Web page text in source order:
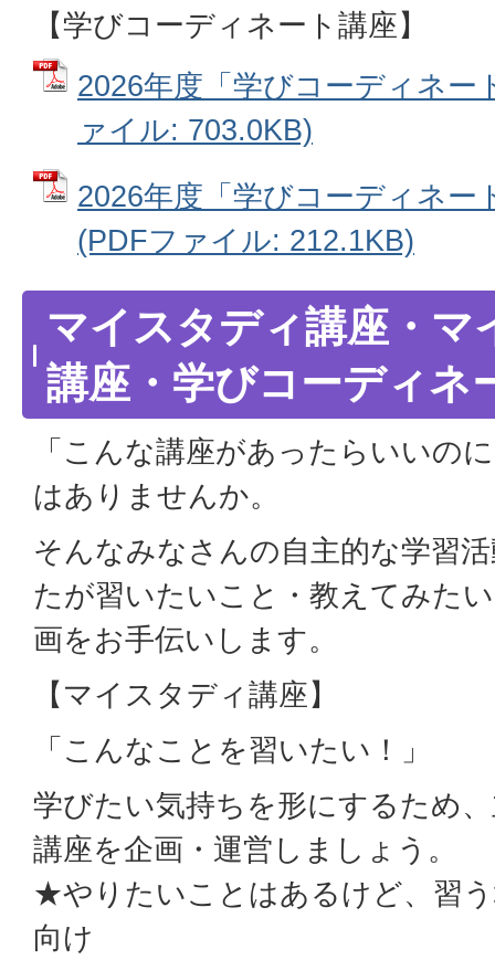
【学びコーディネート講座】
2026年度「学びコーディネー
ァイル: 703.0KB)
2026年度「学びコーディネー
(PDFファイル: 212.1KB)
マイスタディ講座・マ
講座・学びコーディネ
「こんな講座があったらいいの
はありませんか。
そんなみなさんの自主的な学習
たが習いたいこと・教えてみた
画をお手伝いします。
【マイスタディ講座】
「こんなことを習いたい！」
学びたい気持ちを形にするため
講座を企画・運営しましょう。
★やりたいことはあるけど、習
向け